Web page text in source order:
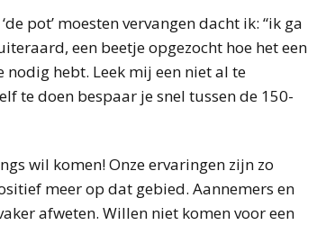
pot’ moesten vervangen dacht ik: “ik ga
een beetje opgezocht hoe het een
hebt. Leek mij een niet al te
te doen bespaar je snel tussen de 150-
wil komen! Onze ervaringen zijn zo
meer op dat gebied. Aannemers en
afweten. Willen niet komen voor een